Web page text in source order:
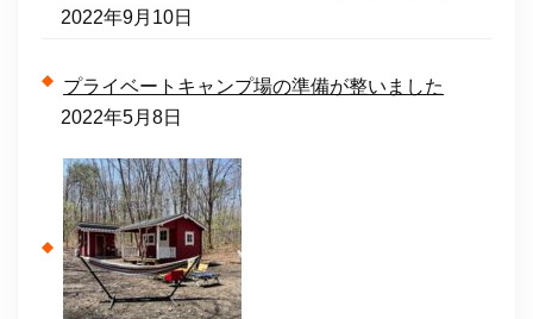
2022年9月10日
プライベートキャンプ場の準備が整いました
2022年5月8日